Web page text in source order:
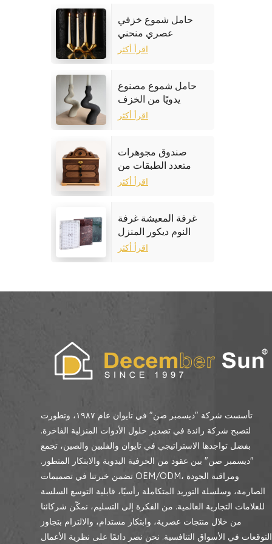
حامل شموع خزفي
عصري منحني
اقرأ أكثر
حامل شموع مصنوع
يدويًا من الخزف
الحجري
اقرأ أكثر
صندوق مجوهرات
متعدد الطبقات من
خشب الجوز
اقرأ أكثر
غرفة المعيشة غرفة
النوم ديكور المنزل
إطار الصورة الرخام
اقرأ أكثر
تأسست شركة "ديسمبر صن" في تايوان عام ١٩٨٧، وتطورت
لتصبح شركة رائدة في تصدير حلول الأدوات المنزلية الفاخرة.
بفضل تواجدها الاستراتيجي في تايوان والفلبين والصين، تجمع
"ديسمبر صن" بين عقود من الحرفية اليدوية والابتكار المتطور.
تضمن خبرتنا في تصميمات OEM/ODM، ومراقبة الجودة
الصارمة، وسلسلة التوريد المتكاملة رأسيًا، قابلية التوسع السلسة
للعلامات التجارية العالمية. من الفكرة إلى التسليم، نمكّن شركائنا
من خلال منتجات عصرية، وابتكار مستدام، والالتزام بتجاوز
التوقعات في الأسواق التنافسية. نحن نصر دائمًا على نظرية الأعمال